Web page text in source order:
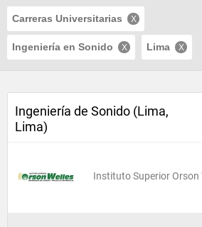
Carreras Universitarias
Ingeniería en Sonido Lima
Ingeniería de Sonido (Lima,
Lima)
Instituto Superior Orson